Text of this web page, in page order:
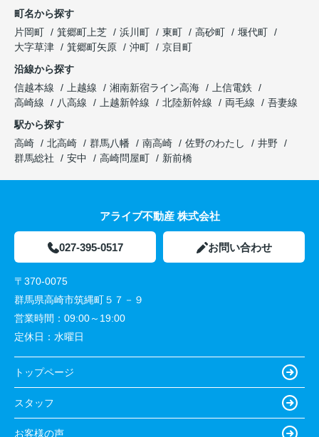
町名から探す
片岡町
箕郷町上芝 浜川町 東町 高砂町
堰代町
大字草津
箕郷町矢原 沖町
京目町
沿線から探す
信越本線
上越線 湘南新宿ライン高海
上信電鉄
高崎線
八高線 上越新幹線 北陸新幹線 両毛線
吾妻線
駅から探す
高崎
北高崎 群馬八幡 南高崎 佐野のわたし
井野
群馬総社
安中 高崎問屋町 新前橋
アライブ不動産 株式会社
027-395-0517 お問い合わせ
〒370-0075
群馬県高崎市筑縄町５７－９
営業時間： 09:00～19:00
定休日： 水曜日
トップページ
スタッフ
お客様の声